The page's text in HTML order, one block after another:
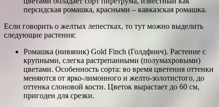
персидская ромашка, красными – кавказская ромашка.
Если говорить о желтых лепестках, то тут можно выделить
следующие растения:
Ромашка (нивяник) Gold Finch (Голдфинч). Растение с
крупными, слегка растрепанными (полумахровыми)
цветами. Особенность сорта: во время цветения оттенки
меняются от ярко-лимонного и желто-золотистого, до
оттенка слоновой кости. Цветок вырастает до 60 см,
пригоден для срезки.